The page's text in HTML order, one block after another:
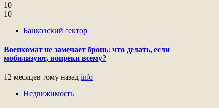
10
10
Банковский сектор
Военкомат не замечает бронь: что делать, если
мобилизуют, вопреки всему?
12 месяцев тому назад info
Недвижимость